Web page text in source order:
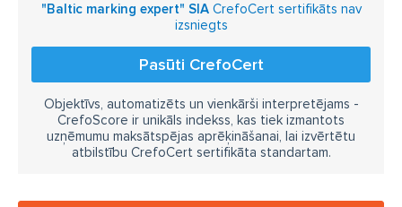
"Baltic marking expert" SIACrefoCert sertifikāts nav
izsniegts
Pasūti CrefoCert
Objektīvs, automatizēts un vienkārši interpretējams -
CrefoScore ir unikāls indekss, kas tiek izmantots
uzņēmumu maksātspējas aprēķināšanai, lai izvērtētu
atbilstību CrefoCert sertifikāta standartam.